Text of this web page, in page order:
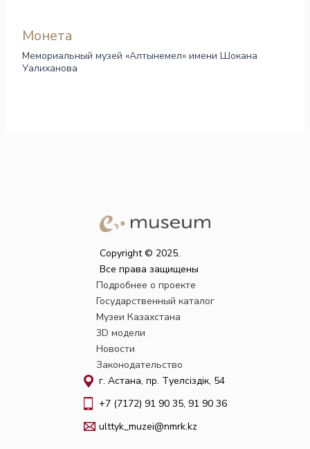
Монета
Мемориальный музей «Алтынемел» имени Шокана
Уалиханова
Copyright © 2025.
Все права защищены
Подробнее о проекте
Государственный каталог
Музеи Казахстана
3D модели
Новости
Законодательство
г. Астана, пр. Тәуелсіздік, 54
+7 (7172) 91 90 35, 91 90 36
ulttyk_muzei@nmrk.kz